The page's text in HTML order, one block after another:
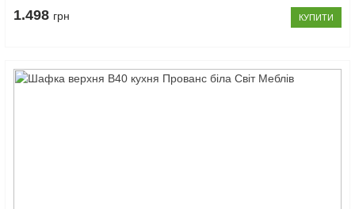
1.498 грн КУПИТИ